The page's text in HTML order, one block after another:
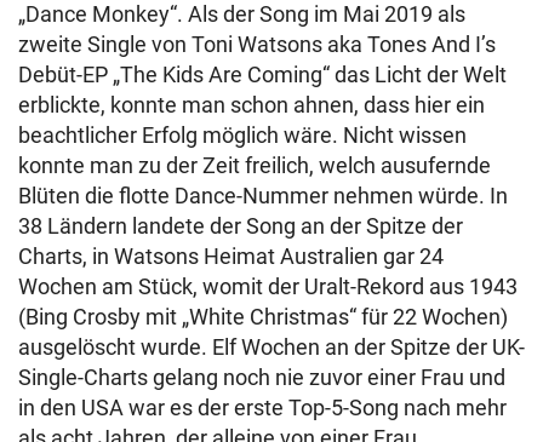
„Dance Monkey“. Als der Song im Mai 2019 als
zweite Single von Toni Watsons aka Tones And I’s
Debüt-EP „The Kids Are Coming“ das Licht der Welt
erblickte, konnte man schon ahnen, dass hier ein
beachtlicher Erfolg möglich wäre. Nicht wissen
konnte man zu der Zeit freilich, welch ausufernde
Blüten die flotte Dance-Nummer nehmen würde. In
38 Ländern landete der Song an der Spitze der
Charts, in Watsons Heimat Australien gar 24
Wochen am Stück, womit der Uralt-Rekord aus 1943
(Bing Crosby mit „White Christmas“ für 22 Wochen)
ausgelöscht wurde. Elf Wochen an der Spitze der UK-
Single-Charts gelang noch nie zuvor einer Frau und
in den USA war es der erste Top-5-Song nach mehr